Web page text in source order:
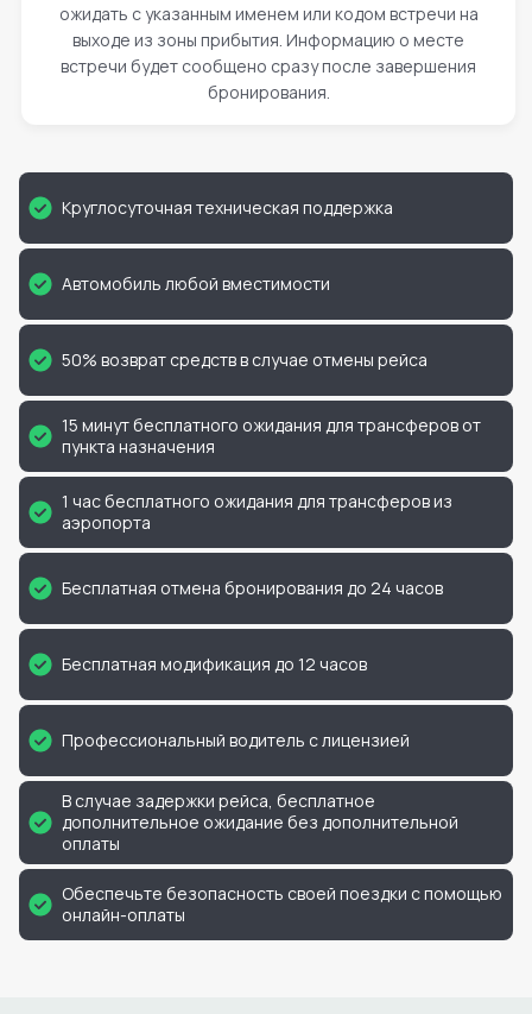
ожидать с указанным именем или кодом встречи на
выходе из зоны прибытия. Информацию о месте
встречи будет сообщено сразу после завершения
бронирования.
Круглосуточная техническая поддержка
Автомобиль любой вместимости
50% возврат средств в случае отмены рейса
15 минут бесплатного ожидания для трансферов от
пункта назначения
1 час бесплатного ожидания для трансферов из
аэропорта
Бесплатная отмена бронирования до 24 часов
Бесплатная модификация до 12 часов
Профессиональный водитель с лицензией
В случае задержки рейса, бесплатное
дополнительное ожидание без дополнительной
оплаты
Обеспечьте безопасность своей поездки с помощью
онлайн-оплаты